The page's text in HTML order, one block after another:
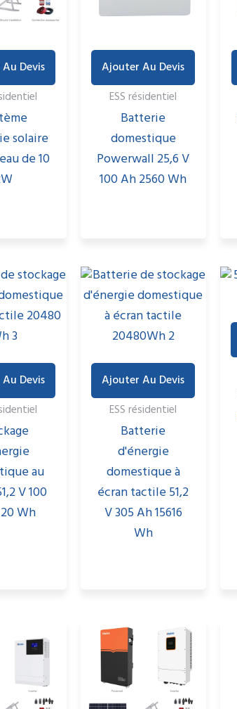
Devis
solaire
de 10
Ajouter Au Devis
ESS résidentiel
Batterie
domestique
Powerwall 25,6 V
100 Ah 2560 Wh
Devis
au
V 100
Wh
Ajouter Au Devis
ESS résidentiel
Batterie
d'énergie
domestique à
écran tactile 51,2
V 305 Ah 15616
Wh